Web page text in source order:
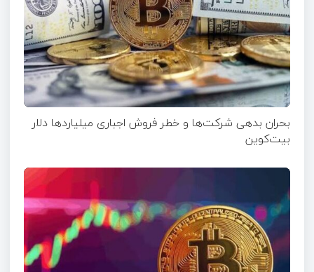
بحران بدهی شرکت‌ها و خطر فروش اجباری میلیاردها دلار
بیت‌کوین